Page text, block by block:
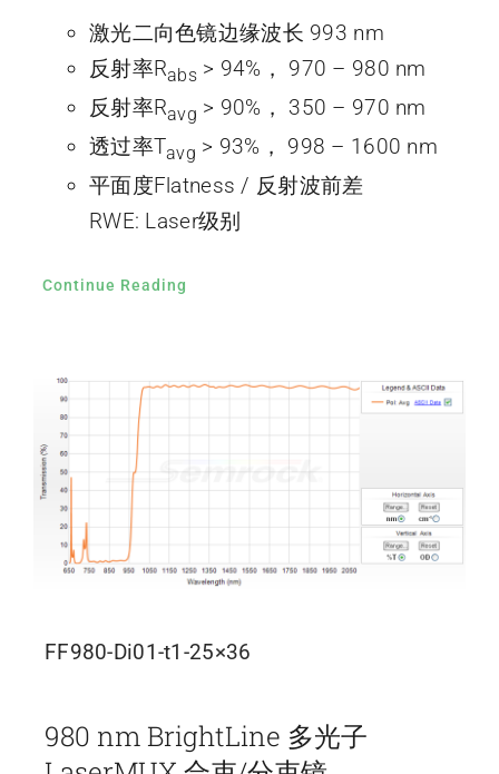
激光二向色镜边缘波长 993 nm
反射率Rabs > 94%， 970 – 980 nm
反射率Ravg > 90%， 350 – 970 nm
透过率Tavg > 93%， 998 – 1600 nm
平面度Flatness / 反射波前差
RWE: Laser级别
Continue Reading
FF980-Di01-t1-25×36
980 nm BrightLine 多光子